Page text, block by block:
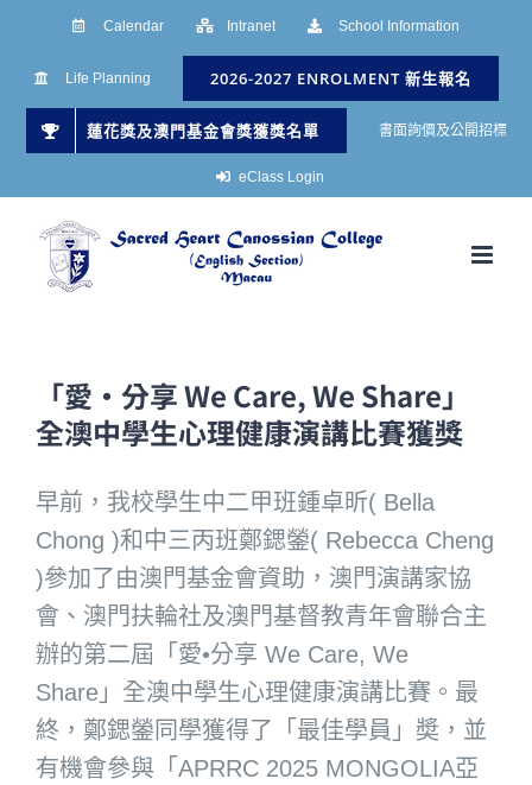
Calendar Intranet School Information
Life Planning 2026-2027 ENROLMENT 新生報名
蓮花獎及澳門基金會獎獲獎名單 書面詢價及公開招標
eClass Login
「愛•分享 We Care, We Share」
全澳中學生心理健康演講比賽獲獎
早前，我校學生中二甲班鍾卓昕( Bella
Chong )和中三丙班鄭鍶鎣( Rebecca Cheng
)參加了由澳門基金會資助，澳門演講家協
會、澳門扶輪社及澳門基督教青年會聯合主
辦的第二屆「愛•分享 We Care, We
Share」全澳中學生心理健康演講比賽。最
終，鄭鍶鎣同學獲得了「最佳學員」奬，並
有機會參與「APRRC 2025 MONGOLIA亞